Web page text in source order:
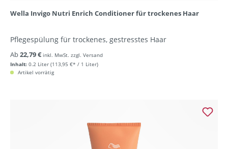
Wella Invigo Nutri Enrich Conditioner für trockenes Haar
Pflegespülung für trockenes, gestresstes Haar
Inhalt: 0.2 Liter (113,95 €* / 1 Liter)
Ab22,79 € inkl. MwSt. zzgl. Versand
Artikel vorrätig